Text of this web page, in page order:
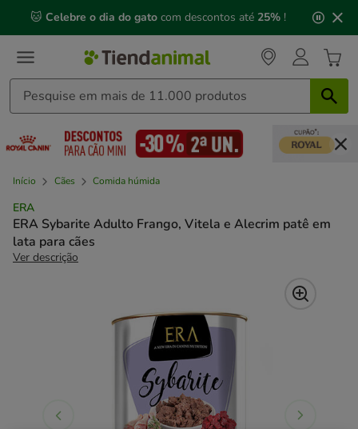
mensagem,
🐱 Celebre o dia do gato com descontos até 25% !
Início Cães Comida húmida
ERA
ERA Sybarite Adulto Frango, Vitela e Alecrim patê em
lata para cães
Ver descrição